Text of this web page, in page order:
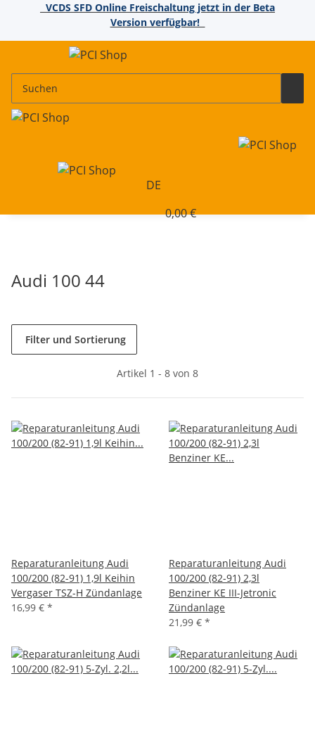
VCDS SFD Online Freischaltung jetzt in der Beta
Version verfügbar!
DE
0,00 €
Audi 100 44
Filter und Sortierung
Artikel 1 - 8 von 8
Reparaturanleitung Audi
100/200 (82-91) 1,9l Keihin
Vergaser TSZ-H Zündanlage
16,99 € *
Reparaturanleitung Audi
100/200 (82-91) 2,3l
Benziner KE III-Jetronic
Zündanlage
21,99 € *